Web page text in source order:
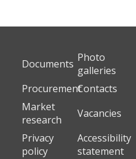
Documents Photo
galleries
ProcurementContacts
Market
research
Vacancies
Privacy
policy
Accessibility
statement